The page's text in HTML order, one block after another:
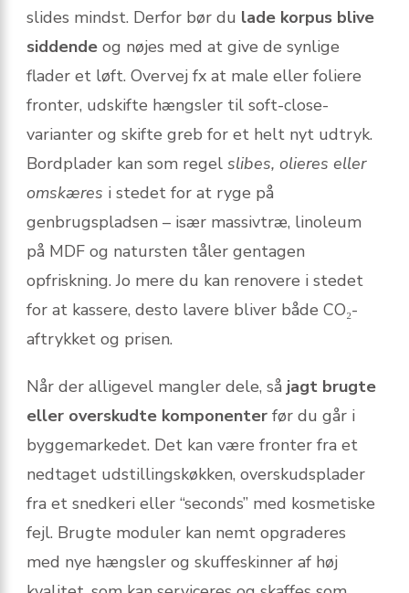
slides mindst. Derfor bør du lade korpus blive
siddende og nøjes med at give de synlige
flader et løft. Overvej fx at male eller foliere
fronter, udskifte hængsler til soft-close-
varianter og skifte greb for et helt nyt udtryk.
Bordplader kan som regel slibes, olieres eller
omskæres i stedet for at ryge på
genbrugspladsen – især massivtræ, linoleum
på MDF og natursten tåler gentagen
opfriskning. Jo mere du kan renovere i stedet
for at kassere, desto lavere bliver både CO₂-
aftrykket og prisen.
Når der alligevel mangler dele, så jagt brugte
eller overskudte komponenter før du går i
byggemarkedet. Det kan være fronter fra et
nedtaget udstillingskøkken, overskudsplader
fra et snedkeri eller “seconds” med kosmetiske
fejl. Brugte moduler kan nemt opgraderes
med nye hængsler og skuffeskinner af høj